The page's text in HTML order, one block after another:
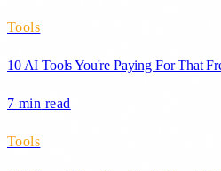
Tools
10 AI Tools You're Paying For That
7 min read
Tools